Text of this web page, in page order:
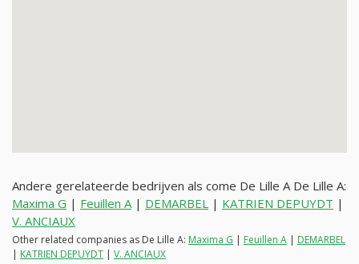
Andere gerelateerde bedrijven als come De Lille A De Lille A:
Maxima G | Feuillen A| DEMARBEL | KATRIEN DEPUYDT |
V. ANCIAUX
Other related companies as De Lille A: Maxima G | Feuillen A | DEMARBEL
| KATRIEN DEPUYDT | V. ANCIAUX